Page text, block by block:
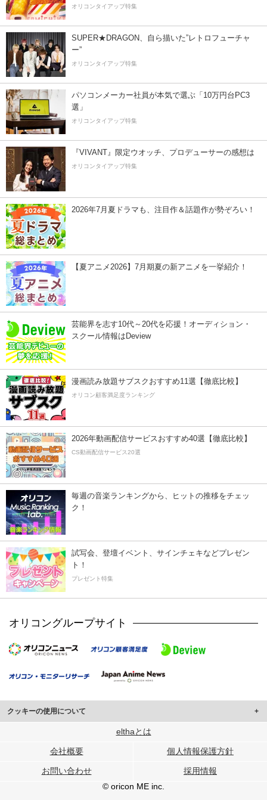
オリコンタイアップ特集
SUPER★DRAGON、自ら描いた”レトロフューチャ
ー”
オリコンタイアップ特集
パソコンメーカー社員が本気で選ぶ「10万円台PC3
選」
オリコンタイアップ特集
『VIVANT』限定ウオッチ、プロデューサーの感想は
オリコンタイアップ特集
2026年7月夏ドラマも、注目作＆話題作が勢ぞろい！
【夏アニメ2026】7月期夏の新アニメを一挙紹介！
芸能界を志す10代～20代を応援！オーディション・
スクール情報はDeview
漫画読み放題サブスクおすすめ11選【徹底比較】
オリコン顧客満足度ランキング
2026年動画配信サービスおすすめ40選【徹底比較】
CS動画配信サービス20選
毎週の音楽ランキングから、ヒットの推移をチェッ
ク！
試写会、登壇イベント、サインチェキなどプレゼン
ト！
プレゼント特集
オリコングループサイト
クッキーの使用について
このサイトでは Cookie を使用して、ユーザーに合わせたコンテンツや広告の
行っています。
メディアや広告配信、データ解析の各パートナーに提供しています。
各パートナーは、この情報とユーザーが各パートナーに提供した他の情報や、
ユーザーが各パートナーのサービスを使用したときに収集した他の情報を組み
elthaとは
会社概要 個人情報保護方針
お問い合わせ
採用情報
© oricon ME inc.